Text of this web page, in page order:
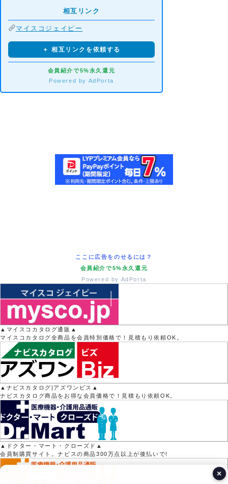
相互リンク
マイスコジェイピー
＋ 相互リンクを依頼する
会員紹介で5%永久還元
Powered by AdPorta
ここに広告をのせるには？
会員紹介で5%永久還元
Powered by AdPorta
▲マイスコカタログ通販▲
マイスコカタログ全商品を会員特別価格で！見積もり依頼OK。
▲ナビスカタログ|アズワンビス▲
ナビスカタログ商品をお得な会員価格で！見積もり依頼OK。
▲ドクター・マート・クローズド▲
会員制購買サイト。ナビスの商品300万点以上が後払いで!
×